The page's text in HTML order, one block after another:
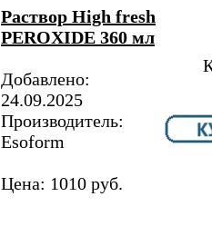
Раствор High fresh
PEROXIDE 360 мл
Добавлено:
24.09.2025
Производитель:
Esoform
Цена: 1010 руб.